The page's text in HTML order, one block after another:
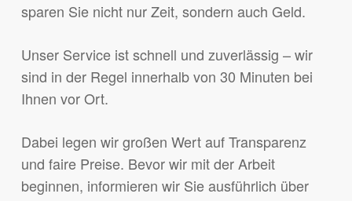
sparen Sie nicht nur Zeit, sondern auch Geld.
Unser Service ist schnell und zuverlässig – wir
sind in der Regel innerhalb von 30 Minuten bei
Ihnen vor Ort.
Dabei legen wir großen Wert auf Transparenz
und faire Preise. Bevor wir mit der Arbeit
beginnen, informieren wir Sie ausführlich über